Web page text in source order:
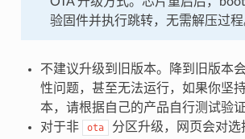
验固件并执行跳转，无需解压过程
不建议升级到旧版本。降到旧版本
性问题，甚至无法运行，如果你坚
本，请根据自己的产品自行测试验证
对于非
ota
分区升级，网页会对